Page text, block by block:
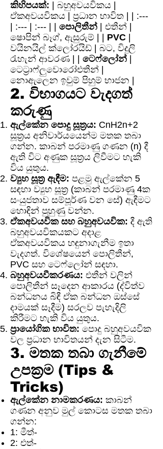
කිහිපයක්: | බහුඅවයවිකය |
ඒකඅවයවිකය | ප්‍රධාන භාවිත | | :---
| :--- | :--- | | පොලිතීන් | එතීන් |
ෂොපින් බෑග්, ඇසුරුම් | | PVC
වයිනයිල් ක්ලෝරයිඩ් | බට, විදුලි
රැහැන් ආවරණ | | ටෙෆ්ලෝන්
ටෙට්‍රාෆ්ලුවොරෝඑතීන් |
නොඇලෙන ඉවුම් පිහුම් භාජන |
2. විභාගයට වැදගත්
කරුණු
ඇල්කේන පොදු සූත්‍රය: CnH2n+2
සූත්‍රය අනිවාර්යයෙන්ම මතක තබා
ගන්න. කාබන් පරමාණු ගණන (n) දී
ඇති විට අණුක සූත්‍රය ලිවීමට හැකි
විය යුතුය.
ව්‍යුහ සූත්‍ර ඇඳීම: පළමු ඇල්කේන 5
සඳහා ව්‍යුහ සූත්‍ර (කාබන් පරමාණු 4ක
සංයුජතාව සම්පූර්ණ වන සේ) ඇඳීමට
හොඳින් පුහුණු වන්න.
ඒකඅවයවික සහ බහුඅවයවික: දී ඇති
බහුඅවයවිකයකට අදාළ
ඒකඅවයවිකය හඳුනාගැනීම ඉතා
වැදගත්. විශේෂයෙන් පොලිතීන්,
PVC සහ ටෙෆ්ලෝන් සඳහා.
බහුඅවයවීකරණය: එතීන් වලින්
පොලිතීන් සෑදෙන ආකාරය (ද්විත්ව
බන්ධනය බිඳී ඒක බන්ධන ඔස්සේ
දාමයක් සෑදීම) සරලව පැහැදිලි
කිරීමට හැකි විය යුතුය.
ප්‍රායෝගික භාවිත: පොදු බහුඅවයවික
වල ප්‍රධාන භාවිතයන් දැන සිටීම.
3. මතක තබා ගැනීමේ
උපක්‍රම (Tips &
Tricks)
ඇල්කේන නාමකරණය: කාබන්
ගණන අනුව මුල් කොටස මතක තබා
ගන්න:
1: මීත්-
2: එත්-